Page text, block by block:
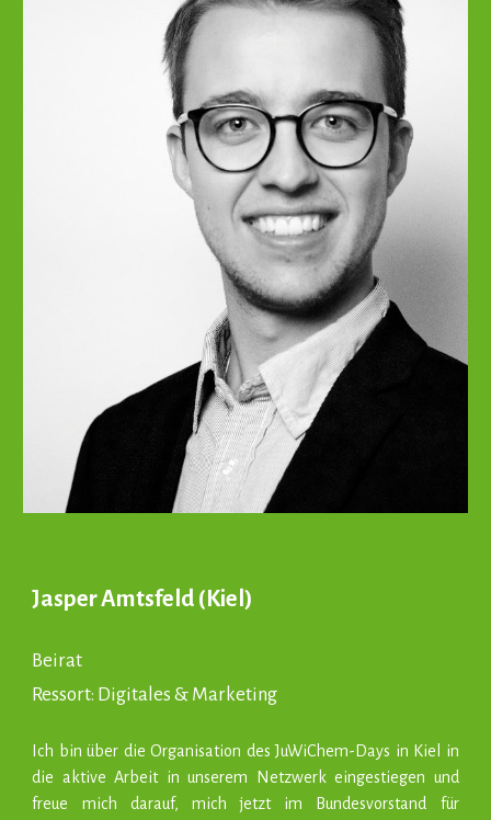
Jasper Amtsfeld ( Kiel)
Beirat
Ressort: Digitales & Marketing
Ich bin über die Organisation des JuWiChem-Days in Kiel in
die aktive Arbeit in unserem Netzwerk eingestiegen und
freue mich darauf, mich jetzt im Bundesvorstand für